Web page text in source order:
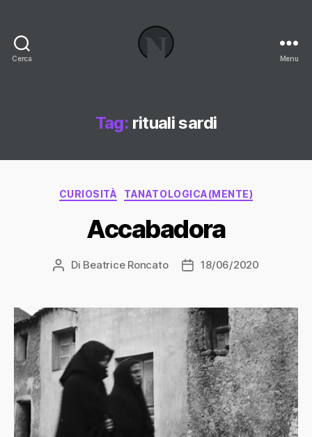
Cerca
Blog
Menu
Tag: rituali sardi
Categorie
CURIOSITÀ TANATOLOGICA(MENTE)
Accabadora
Autore
Di Beatrice Roncato
Data18/06/2020